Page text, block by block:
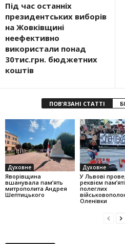
Під час останніх
президентських виборів
на Жовківщині
неефективно
використали понад
30тис.грн. бюджетних
коштів
ПОВ'ЯЗАНІ СТАТТІ
Духовне
Яворівщина
вшанувала памʼять
митрополита Андрея
Шептицького
Духовне
У Львові
реквієм пам’яті
полеглих
Оленівки